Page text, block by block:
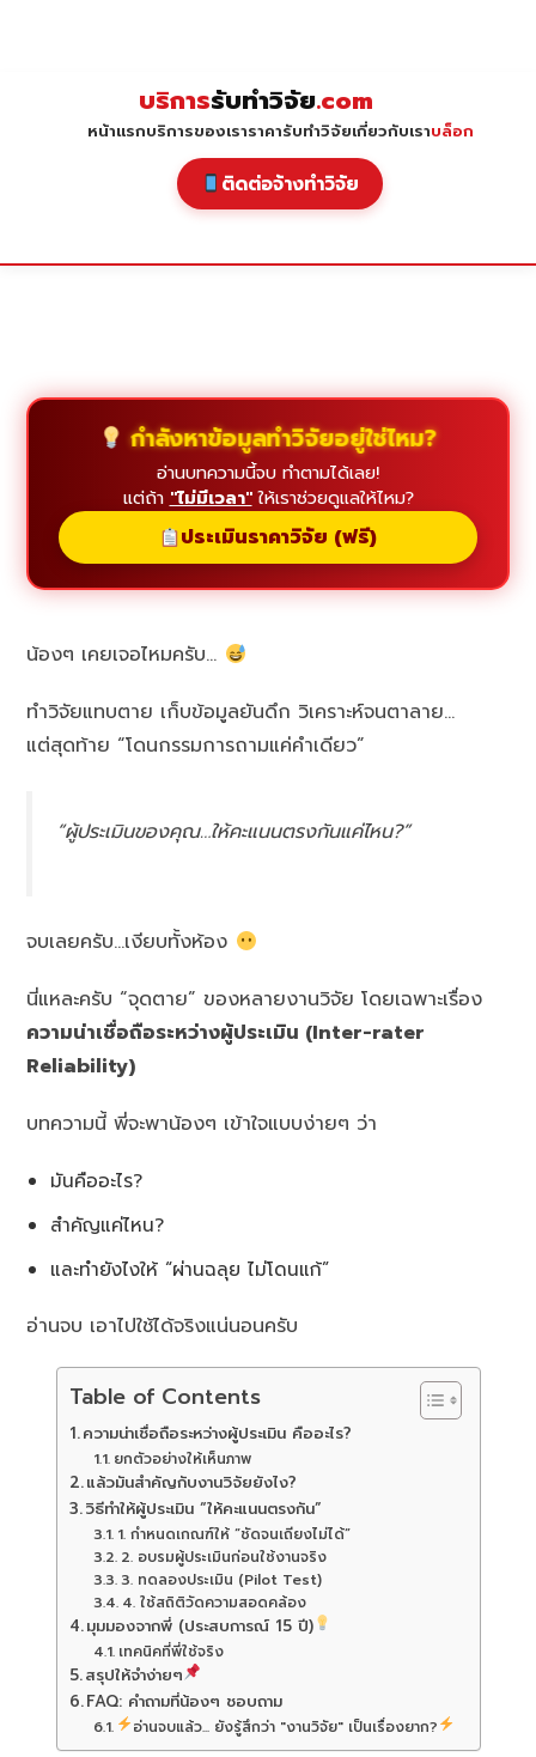
บริการรับทำวิจัย.com
หน้าแรกบริการของเราราคารับทำวิจัยเกี่ยวกับเราบล็อก
ติดต่อจ้างทำวิจัย
กำลังหาข้อมูลทำวิจัยอยู่ใช่ไหม?
อ่านบทความนี้จบ ทำตามได้เลย!
แต่ถ้า "ไม่มีเวลา"ให้เราช่วยดูแลให้ไหม?
ประเมินราคาวิจัย (ฟรี)
น้องๆ เคยเจอไหมครับ…
ทำวิจัยแทบตาย เก็บข้อมูลยันดึก วิเคราะห์จนตาลาย…
แต่สุดท้าย “โดนกรรมการถามแค่คำเดียว”
“ผู้ประเมินของคุณ…ให้คะแนนตรงกันแค่ไหน?”
จบเลยครับ…เงียบทั้งห้อง
นี่แหละครับ “จุดตาย” ของหลายงานวิจัย โดยเฉพาะเรื่อง
ความน่าเชื่อถือระหว่างผู้ประเมิน (Inter-rater
Reliability)
บทความนี้ พี่จะพาน้องๆ เข้าใจแบบง่ายๆ ว่า
มันคืออะไร?
สำคัญแค่ไหน?
และทำยังไงให้ “ผ่านฉลุย ไม่โดนแก้”
อ่านจบ เอาไปใช้ได้จริงแน่นอนครับ
Table of Contents
ความน่าเชื่อถือระหว่างผู้ประเมิน คืออะไร?
ยกตัวอย่างให้เห็นภาพ
แล้วมันสำคัญกับงานวิจัยยังไง?
วิธีทำให้ผู้ประเมิน “ให้คะแนนตรงกัน”
1. กำหนดเกณฑ์ให้ “ชัดจนเถียงไม่ได้”
2. อบรมผู้ประเมินก่อนใช้งานจริง
3. ทดลองประเมิน (Pilot Test)
4. ใช้สถิติวัดความสอดคล้อง
มุมมองจากพี่ (ประสบการณ์ 15 ปี)
เทคนิคที่พี่ใช้จริง
สรุปให้จำง่ายๆ
FAQ: คำถามที่น้องๆ ชอบถาม
อ่านจบแล้ว... ยังรู้สึกว่า "งานวิจัย" เป็นเรื่องยาก?